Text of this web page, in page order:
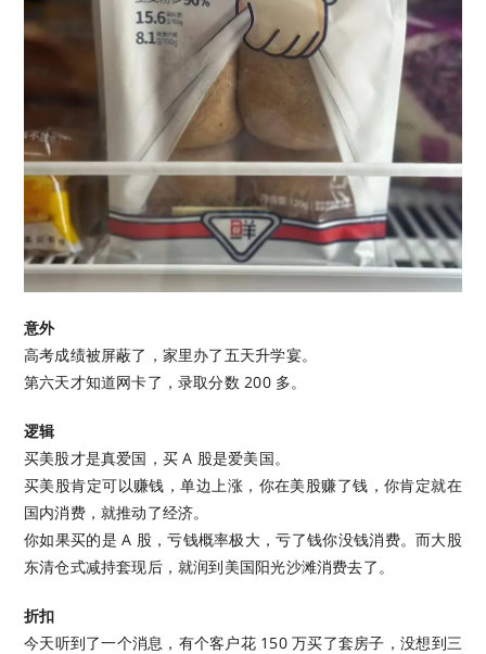
意外
高考成绩被屏蔽了，家里办了五天升学宴。
第六天才知道网卡了，录取分数 200 多。
逻辑
买美股才是真爱国，买 A 股是爱美国。
买美股肯定可以赚钱，单边上涨，你在美股赚了钱，你肯定就在
国内消费，就推动了经济。
你如果买的是 A 股，亏钱概率极大，亏了钱你没钱消费。而大股
东清仓式减持套现后，就润到美国阳光沙滩消费去了。
折扣
今天听到了一个消息，有个客户花 150 万买了套房子，没想到三